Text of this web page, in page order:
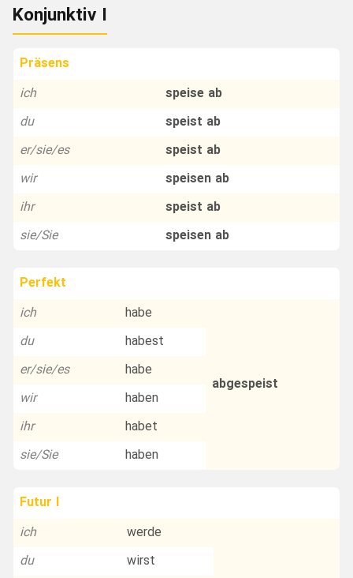
Konjunktiv I
Präsens
ich
speise ab
du
speist ab
er/sie/es
speist ab
wir
speisen ab
ihr
speist ab
sie/Sie
speisen ab
Perfekt
ich
habe
abgespeist
du
habest
er/sie/es
habe
wir
haben
ihr
habet
sie/Sie
haben
Futur I
ich
werde
du
wirst